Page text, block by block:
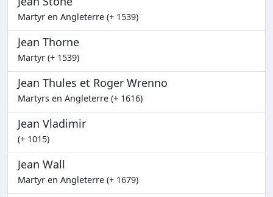
Martyr en Angleterre (+ 1539)
Jean Thorne
Martyr (+ 1539)
Jean Thules et Roger Wrenno
Martyrs en Angleterre (+ 1616)
Jean Vladimir
(+ 1015)
Jean Wall
Martyr en Angleterre (+ 1679)